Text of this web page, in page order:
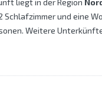
liegt in der Region
und eine
Weitere